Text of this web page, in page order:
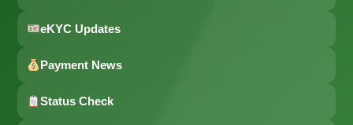
eKYC Updates
Payment News
Status Check